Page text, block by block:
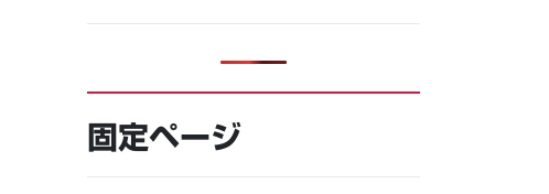
固定ページ